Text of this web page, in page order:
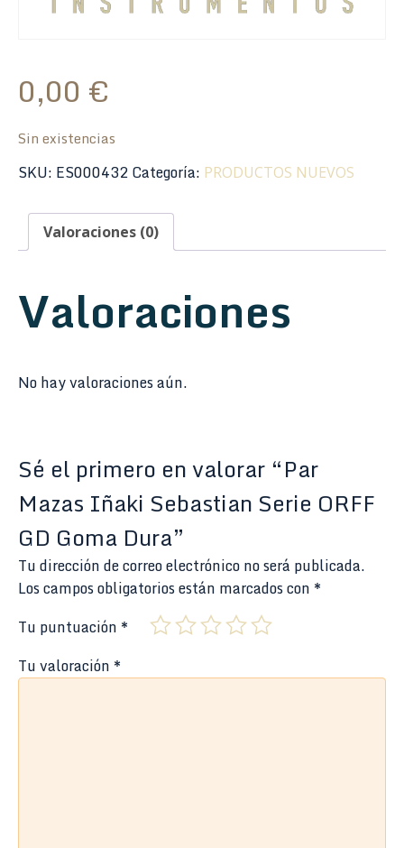
0,00 €
Sin existencias
SKU: ES000432Categoría: PRODUCTOS NUEVOS
Valoraciones (0)
Valoraciones
No hay valoraciones aún.
Sé el primero en valorar “Par
Mazas Iñaki Sebastian Serie ORFF
GD Goma Dura”
Tu dirección de correo electrónico no será publicada.
Los campos obligatorios están marcados con *
Tu puntuación *
Tu valoración *